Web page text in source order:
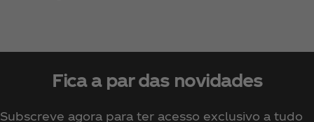
Fica a par das novidades
Subscreve agora para ter acesso exclusivo a tudo